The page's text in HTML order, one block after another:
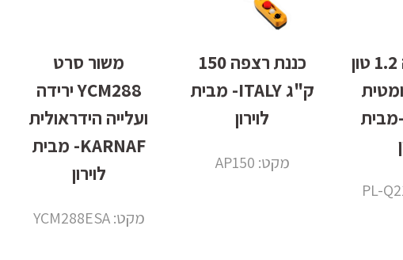
במת הרמה 1.2 טון
KARNAF-מבית
כננת רצפה 150
ק"ג ITALY- מבית
לוירון
מקט: AP150
משור סרט
YCM288 ירידה
ועלייה הידראולית
KARNAF- מבית
לוירון
מקט: YCM288ESA